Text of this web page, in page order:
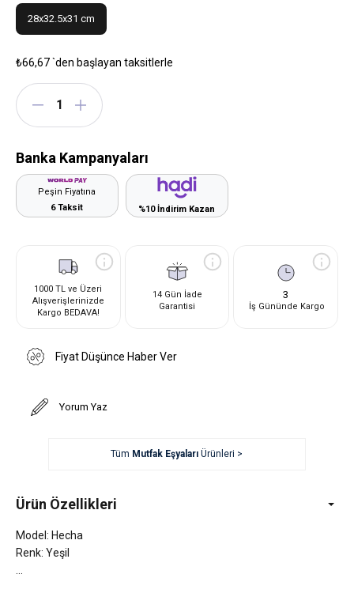
28x32.5x31 cm
₺66,67`den başlayan taksitlerle
Banka Kampanyaları
Peşin Fiyatına
6 Taksit
%10 İndirim Kazan
1000 TL ve Üzeri
Alışverişlerinizde
Kargo BEDAVA!
14 Gün İade
Garantisi
3
İş Gününde Kargo
Fiyat Düşünce Haber Ver
Yorum Yaz
Tüm Mutfak Eşyaları Ürünleri >
Ürün Özellikleri
Model: Hecha
Renk: Yeşil